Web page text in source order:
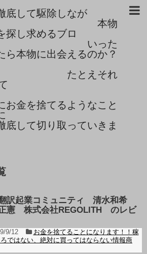
底して駆除しなが
本物
探し求めるブロ
った
ら本物に出会えるのか？
えそれ
、
捨てるようなこと
いように
底して切り取っていきま
訳起業コミュニティ 清水和希
憲 株式会社REGOLITH のレビ
9/12
お金を捨てることになります！！稼
ろではない、絶対に買ってはならない情報商